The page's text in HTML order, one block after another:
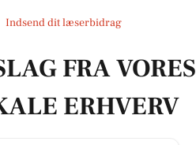
Indsend dit læserbidrag
FRA VORES
ERHVERV